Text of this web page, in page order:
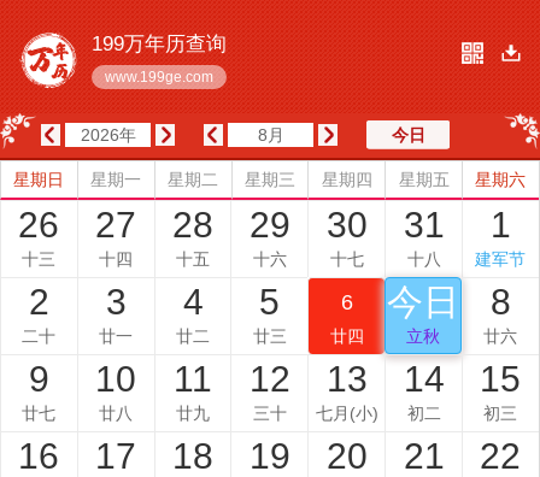
199万年历查询
www.199ge.com
2026年 8月 今日
北京时间：20：30：12
星期日 星期一 星期二 星期三 星期四 星期五 星期六
26
十三
27
十四
28
十五
29
十六
30
十七
31
十八
1
建军节
2
二十
3
廿一
4
廿二
5
廿三
6
廿四
今日
立秋
8
廿六
9
廿七
10
廿八
11
廿九
12
三十
13
七月(小)
14
初二
15
初三
16 17 18 19 20 21 22